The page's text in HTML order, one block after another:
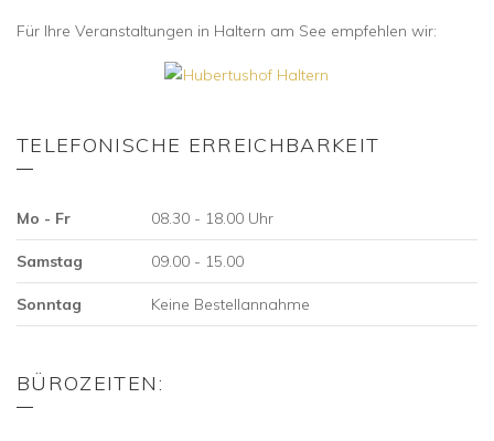
Für Ihre Veranstaltungen in Haltern am See empfehlen wir:
TELEFONISCHE ERREICHBARKEIT
Mo - Fr 08.30 - 18.00 Uhr
Samstag 09.00 - 15.00
Sonntag Keine Bestellannahme
BÜROZEITEN: